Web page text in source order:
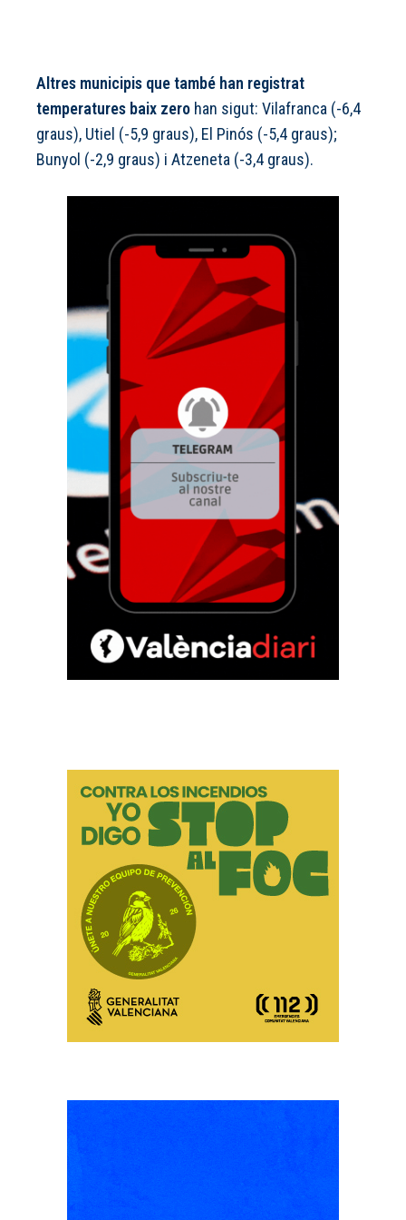
Altres municipis que també han registrat
temperatures baix zero han sigut: Vilafranca (-6,4
graus), Utiel (-5,9 graus), El Pinós (-5,4 graus);
Bunyol (-2,9 graus) i Atzeneta (-3,4 graus).